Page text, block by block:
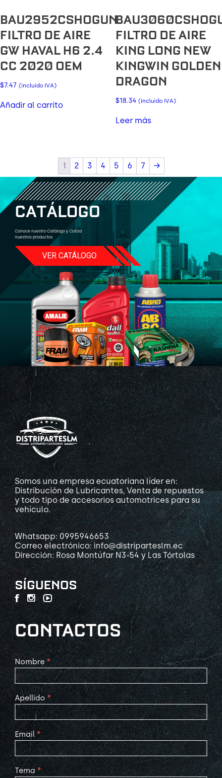
BAU2952CSHOGUN
FILTRO DE AIRE
GW HAVAL H6 2.4
CC 2020 OEM
$7.47 (incluido IVA)
Añadir al carrito
FILTRO DE AIRE
KING LONG NEW
KINGWIN GOLDEN
DRAGON
$18.34 (incluido IVA)
Leer más
1 2 3 4 5 6 7 →
CATÁLOGO
Conoce nuestro Catálogo y Cotiza
nuestros productos.
VER CATÁLOGO
Somos una empresa ecuatoriana líder en:
Distribución de Lubricantes, Venta de repuestos
y todo tipo de accesorios automotrices para su
vehículo.
Whatsapp: 0995946653
Correo electrónico: info@distriparteslm.ec
Dirección: Rosa Montúfar N3-54 y Las Tórtolas
SÍGUENOS
CONTACTOS
Contact
Us
Nombre *
Apellido *
Email *
Tema *